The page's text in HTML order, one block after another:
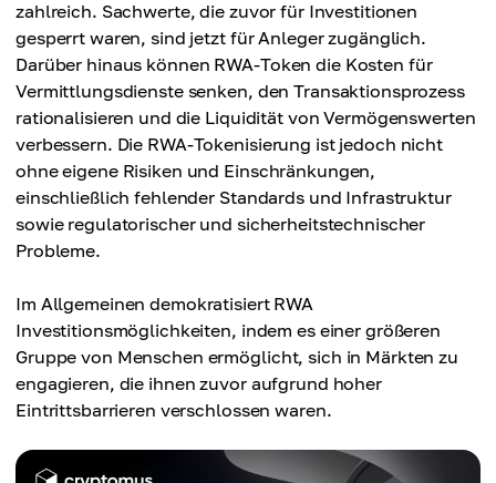
zahlreich. Sachwerte, die zuvor für Investitionen
gesperrt waren, sind jetzt für Anleger zugänglich.
Darüber hinaus können RWA-Token die Kosten für
Vermittlungsdienste senken, den Transaktionsprozess
rationalisieren und die Liquidität von Vermögenswerten
verbessern. Die RWA-Tokenisierung ist jedoch nicht
ohne eigene Risiken und Einschränkungen,
einschließlich fehlender Standards und Infrastruktur
sowie regulatorischer und sicherheitstechnischer
Probleme.
Im Allgemeinen demokratisiert RWA
Investitionsmöglichkeiten, indem es einer größeren
Gruppe von Menschen ermöglicht, sich in Märkten zu
engagieren, die ihnen zuvor aufgrund hoher
Eintrittsbarrieren verschlossen waren.